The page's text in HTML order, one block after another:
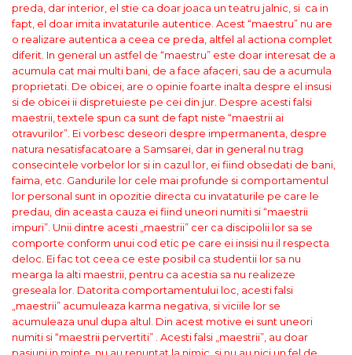
preda, dar interior, el stie ca doar joaca un teatru jalnic, si ca in
fapt, el doar imita invataturile autentice. Acest “maestru” nu are
o realizare autentica a ceea ce preda, altfel al actiona complet
diferit. In general un astfel de “maestru” este doar interesat de a
acumula cat mai multi bani, de a face afaceri, sau de a acumula
proprietati. De obicei, are o opinie foarte inalta despre el insusi
si de obicei ii dispretuieste pe cei din jur. Despre acesti falsi
maestrii, textele spun ca sunt de fapt niste “maestrii ai
otravurilor”. Ei vorbesc deseori despre impermanenta, despre
natura nesatisfacatoare a Samsarei, dar in general nu trag
consecintele vorbelor lor si in cazul lor, ei fiind obsedati de bani,
faima, etc. Gandurile lor cele mai profunde si comportamentul
lor personal sunt in opozitie directa cu invataturile pe care le
predau, din aceasta cauza ei fiind uneori numiti si “maestrii
impuri”. Unii dintre acesti „maestrii” cer ca discipolii lor sa se
comporte conform unui cod etic pe care ei insisi nu il respecta
deloc. Ei fac tot ceea ce este posibil ca studentii lor sa nu
mearga la alti maestrii, pentru ca acestia sa nu realizeze
greseala lor. Datorita comportamentului loc, acesti falsi
„maestrii” acumuleaza karma negativa, si viciile lor se
acumuleaza unul dupa altul. Din acest motive ei sunt uneori
numiti si “maestrii pervertiti” . Acesti falsi „maestrii”, au doar